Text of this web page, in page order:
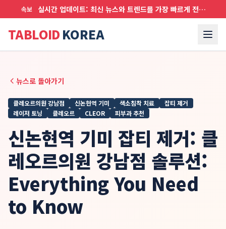
속보 실시간 업데이트: 최신 뉴스와 트렌드를 가장 빠르게 전달합니다
TABLOID KOREA
뉴스로 돌아가기
클레오르의원 강남점 신논현역 기미 색소침착 치료
잡티 제거
레이저 토닝
클레오르 CLEOR 피부과 추천
신논현역 기미 잡티 제거: 클
레오르의원 강남점 솔루션:
Everything You Need
to Know